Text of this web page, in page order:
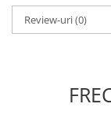
Review-uri(0)